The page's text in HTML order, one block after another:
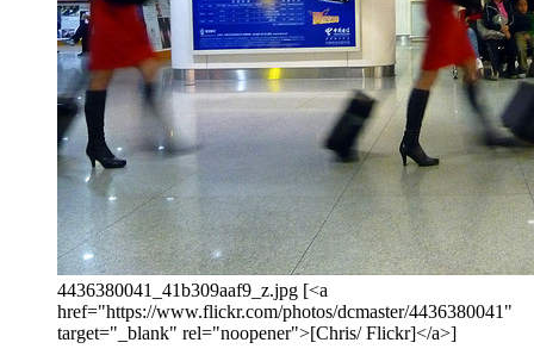
4436380041_41b309aaf9_z.jpg [<a
href="https://www.flickr.com/photos/dcmaster/4436380041"
target="_blank" rel="noopener">[Chris/ Flickr]</a>]